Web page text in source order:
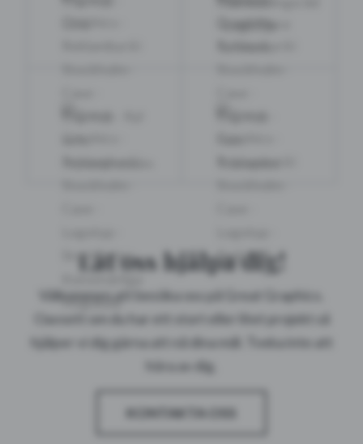
Låt oss hjälpa dig!
Välkommen att besöka oss på Great Graphics.
Oavsett om du har ett stort eller litet projekt så
hjälper vi dig gärna att nå dina mål. Tveka inte att
höra av dig.
KONTAKTA OSS